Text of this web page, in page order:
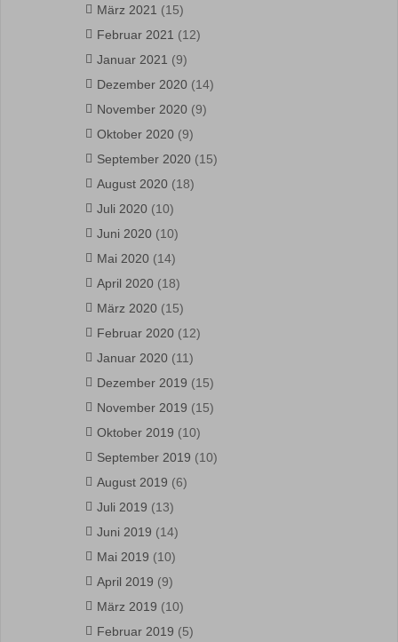
März 2021 (15)
Februar 2021 (12)
Januar 2021 (9)
Dezember 2020 (14)
November 2020 (9)
Oktober 2020 (9)
September 2020 (15)
August 2020 (18)
Juli 2020 (10)
Juni 2020 (10)
Mai 2020 (14)
April 2020 (18)
März 2020 (15)
Februar 2020 (12)
Januar 2020 (11)
Dezember 2019 (15)
November 2019 (15)
Oktober 2019 (10)
September 2019 (10)
August 2019 (6)
Juli 2019 (13)
Juni 2019 (14)
Mai 2019 (10)
April 2019 (9)
März 2019 (10)
Februar 2019 (5)